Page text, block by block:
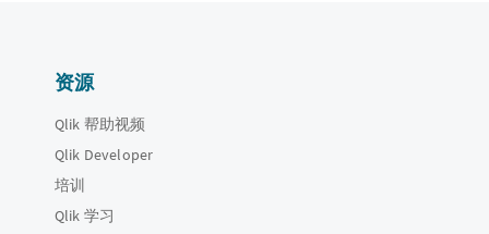
资源
Qlik 帮助视频
Qlik Developer
培训
Qlik 学习